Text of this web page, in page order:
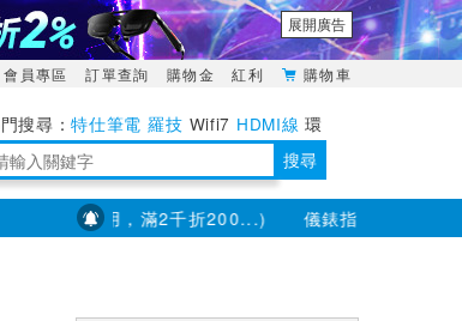
展開廣告
會員專區 訂單查詢 購物金 紅利 購物車
特仕筆電 羅技 Wifi7 HDMI線 環
測 明緯POWER 搜尋
適用，滿2千折200...) 儀錶指定款單筆滿8000折